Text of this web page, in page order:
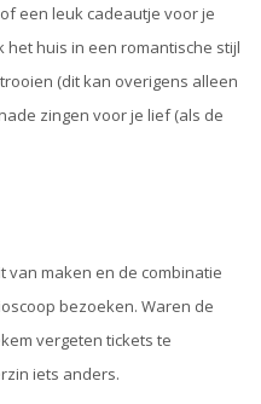
een leuk cadeautje voor je
huis in een romantische stijl
(dit kan overigens alleen
zingen voor je lief (als de
van maken en de combinatie
bezoeken. Waren de
vergeten tickets te
iets anders.